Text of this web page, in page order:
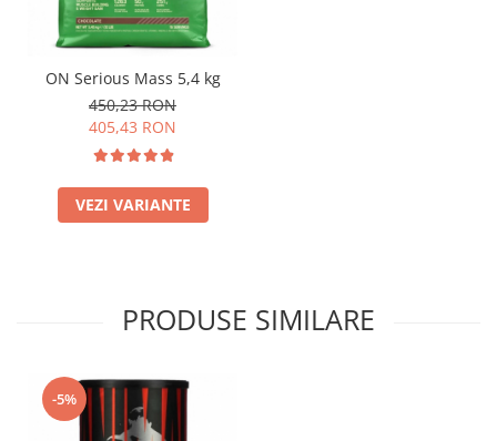
ON Serious Mass 5,4 kg
450,23 RON
405,43 RON
VEZI VARIANTE
PRODUSE SIMILARE
-5%